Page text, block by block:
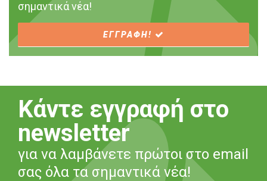
σημαντικά νέα!
ΕΓΓΡΑΦΗ!
Κάντε εγγραφή στο
newsletter
για να λαμβάνετε πρώτοι στο email
σας όλα τα σημαντικά νέα!